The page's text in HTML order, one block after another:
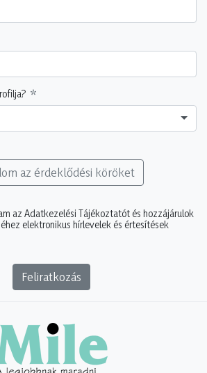
az érdeklődési köröket
az Adatkezelési Tájékoztatót és hozzájárulok
elektronikus hírlevelek és értesítések
Feliratkozás